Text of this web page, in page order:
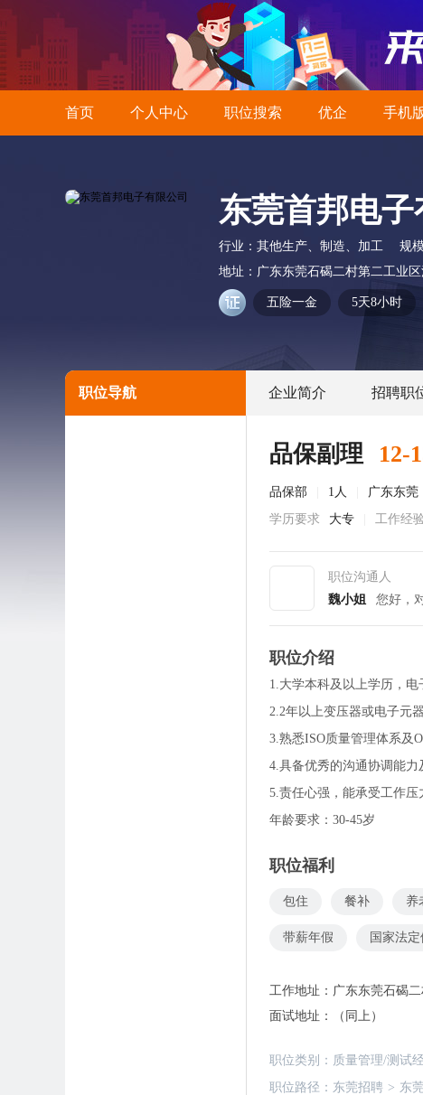
首页 个人中心 职位搜索 优企 手机
东莞首邦电子
行业： 其他生产、制造、加工 规
地址： 广东东莞石碣二村第二工业
五险一金 5天8小时
职位导航 企业简介 招聘职
品保副理 12-
品保部 1人 广东东莞
学历要求
大专 工作经
职位沟通人
魏小姐
您好，
职位介绍
1.大学本科及以上学历，
2.2年以上变压器或电子元
3.熟悉ISO质量管理体系及
4.具备优秀的沟通协调能力
5.责任心强，能承受工作
年龄要求：30-45岁
职位福利
包住 餐补 养
带薪年假 国家法定
工作地址： 广东东莞石碣
面试地址：
（同上）
职位类别： 质量管理/测试
职位路径： 东莞招聘 > 东